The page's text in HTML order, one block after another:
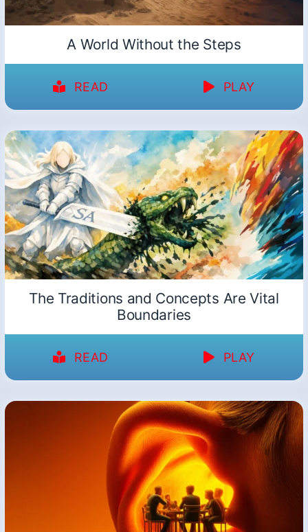
A World Without the Steps
READ PLAY
The Traditions and Concepts Are Vital
Boundaries
READ PLAY